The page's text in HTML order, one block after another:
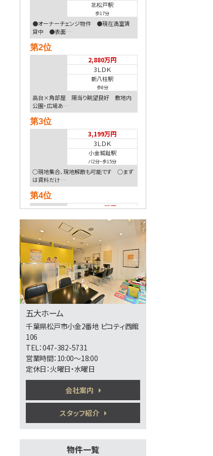
北松戸駅
歩17分
●オーナーチェンジ物件 ●現在満室賃
貸中 ●表面…
第2位
2,880万円
3ＬＤＫ
新八柱駅
歩8分
高台×角部屋 陽当り眺望良好 敷地内
公園・広場あ…
第3位
3,199万円
3ＬＤＫ
小金城趾駅
バ2分・歩15分
○現地集合、現地解散も可能です ○まず
は資料だけ…
第4位
4,999万円
3ＬＤＫ
南柏駅徒歩6分！地盤20年保証＋防犯カメ
ラ標準装…
第5位
3,899万円
3ＬＤＫ
柏駅
「柏」駅徒歩10分のリフォーム物件 サンル
ーム付…
第6位
2,499万円
4ＬＤＫ
運河駅
○現地集合、現地解散も可能です ○まず
は資料だけ…
6,650万円
利回7.5%
北松戸駅
五大ホーム
千葉県松戸市小金2番地 ピコティ西館
106
TEL：047-382-5731
営業時間：10:00～18:00
定休日：火曜日・水曜日
会社案内
スタッフ紹介
物件一覧